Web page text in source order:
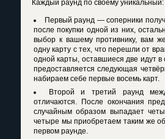
Каждый раунд по своему уникальный:
Первый раунд — соперники
после покупки одной из них,
выбор к вашему противнику, вам
одну карту с тех, что перешли от
одной карты, оставшиеся две идут
предоставляется следующая
набираем себе первые восемь карт.
Второй и третий раунд
отличаются. После окончания
случайным образом выпадает
четыре мы приобретаем таким же
первом раунде.